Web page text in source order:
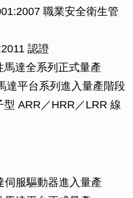
職業安全衛生管
認證
馬達全系列正式量產
達平台系列進入量產階段
ARR／HRR／LRR 線
伺服驅動器進入量產